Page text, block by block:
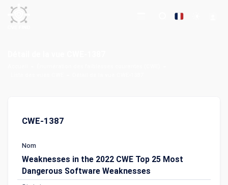
CWE-1387
Nom
Weaknesses in the 2022 CWE Top 25 Most
Dangerous Software Weaknesses